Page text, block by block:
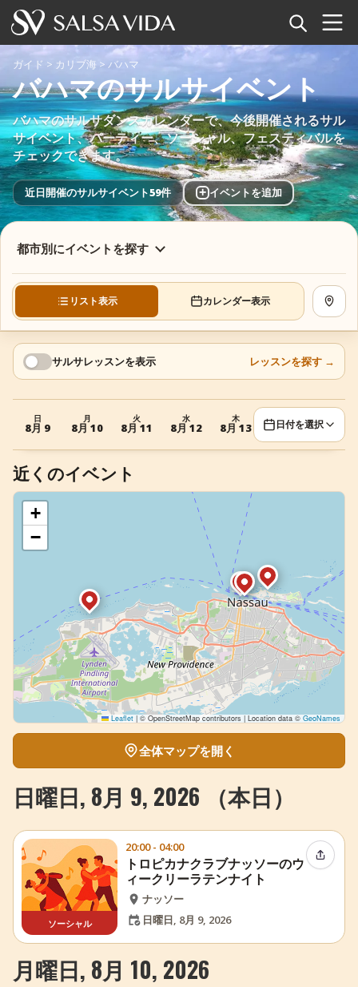
ホーム
イベント
ニュース
記事
動画
サルサ用語集
ショップ
+ イベントを追加
ガイド > カリブ海 > バハマ
バハマのサルサイベント
バハマのサルサダンスカレンダーで、今後開催されるサル
サイベント、パーティー、ソーシャル、フェスティバルを
チェックできます。
近日開催のサルサイベント59件 + イベントを追加
都市別にイベントを探す
リスト表示 カレンダー表示 地図
サルサレッスンを表示 レッスンを探す →
日
8月 9
月
8月 10
火
8月 11
水
8月 12
木
8月 13
金
8月 14 8月 15
日付を選択
近くのイベント
+
−
Leaflet |© OpenStreetMap contributors | Location data ©GeoNames
全体マップを開く
日曜日, 8月 9, 2026 （本日）
ソーシャル
20:00 - 04:00
トロピカナクラブナッソーのウ
ィークリーラテンナイト
ナッソー
日曜日, 8月 9, 2026
イベン
月曜日, 8月 10, 2026